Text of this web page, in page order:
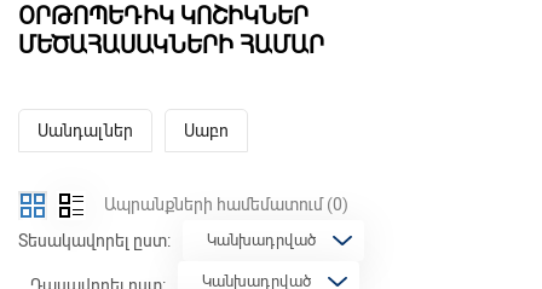
ՕՐԹՈՊԵԴԻԿ ԿՈՇԻԿՆԵՐ
ՄԵԾԱՀԱՍԱԿՆԵՐԻ ՀԱՄԱՐ
Սանդալներ Սաբո
Ապրանքների համեմատում(0)
Տեսակավորել ըստ:
Դասավորել ըստ: